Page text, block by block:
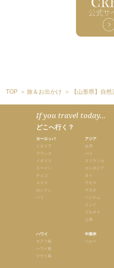
TOP 旅＆お出かけ 【山形県】自
If you travel today...
どこへ行く？
ヨーロッパ
イタリア
フランス
イギリス
スペイン
チェコ
スイス
ロンドン
パリ
ハワイ
オアフ島
ハワイ島
マウイ島
アジア
台湾
バリ
スリランカ
カンボジア
タイ
ラオス
マカオ
ベトナム
インド
ブルネイ
上海
中南米
ペルー